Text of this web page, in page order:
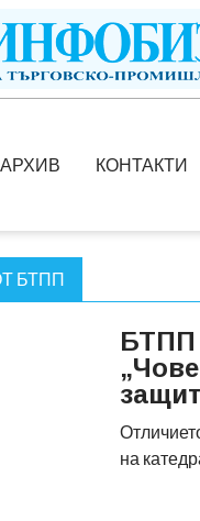
АРХИВ КОНТАКТИ
БТПП
БТПП
на